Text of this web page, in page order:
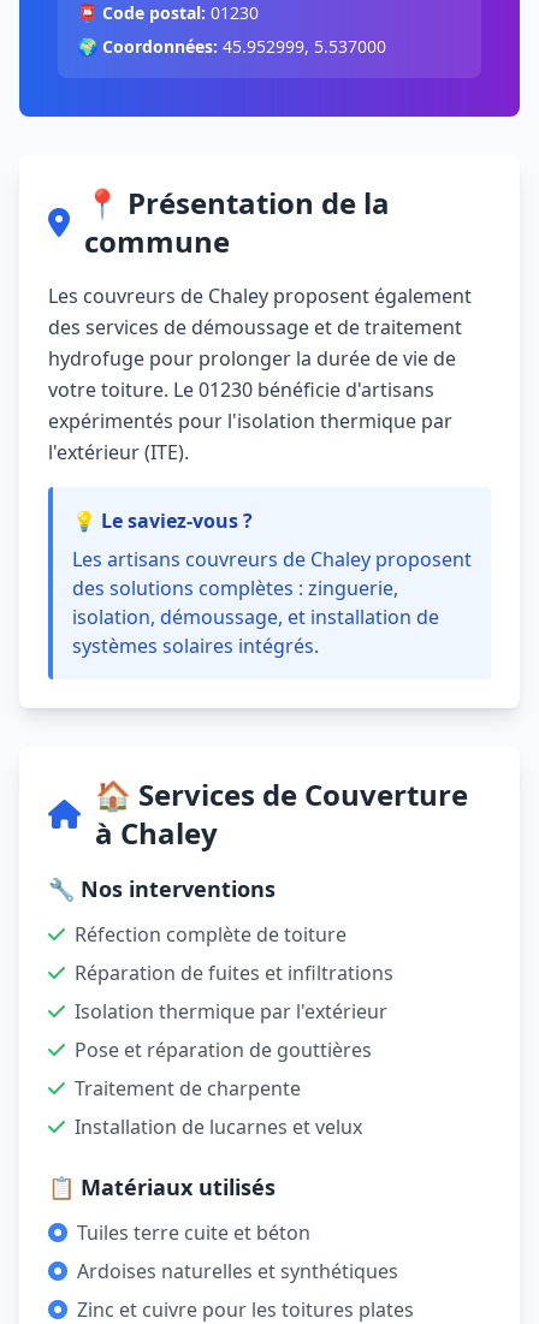
📮 Code postal: 01230
🌍 Coordonnées: 45.952999, 5.537000
📍 Présentation de la
commune
Les couvreurs de Chaley proposent également
des services de démoussage et de traitement
hydrofuge pour prolonger la durée de vie de
votre toiture. Le 01230 bénéficie d'artisans
expérimentés pour l'isolation thermique par
l'extérieur (ITE).
💡 Le saviez-vous ?
Les artisans couvreurs de Chaley proposent
des solutions complètes : zinguerie,
isolation, démoussage, et installation de
systèmes solaires intégrés.
🏠 Services de Couverture
à Chaley
🔧 Nos interventions
Réfection complète de toiture
Réparation de fuites et infiltrations
Isolation thermique par l'extérieur
Pose et réparation de gouttières
Traitement de charpente
Installation de lucarnes et velux
📋 Matériaux utilisés
Tuiles terre cuite et béton
Ardoises naturelles et synthétiques
Zinc et cuivre pour les toitures plates